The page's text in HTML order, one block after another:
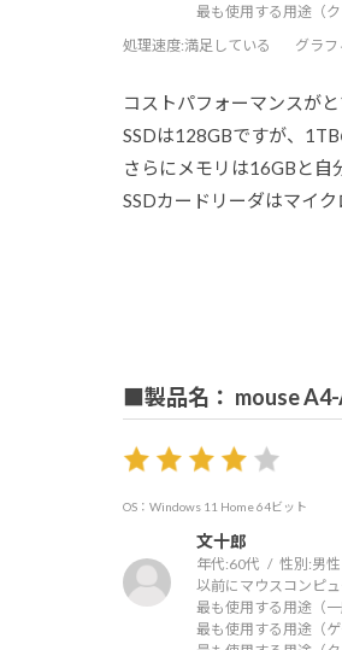
最も使用する用途（
処理速度:満足している グラ
コストパフォーマンスがと
SSDは128GBですが、
さらにメモリは16GBと自
SSDカードリーダはマイ
■製品名： mouse A4-
OS：Windows 11 Home 64ビット
文十郎
年代:60代 性別:男性
以前にマウスコンピ
最も使用する用途（
最も使用する用途（